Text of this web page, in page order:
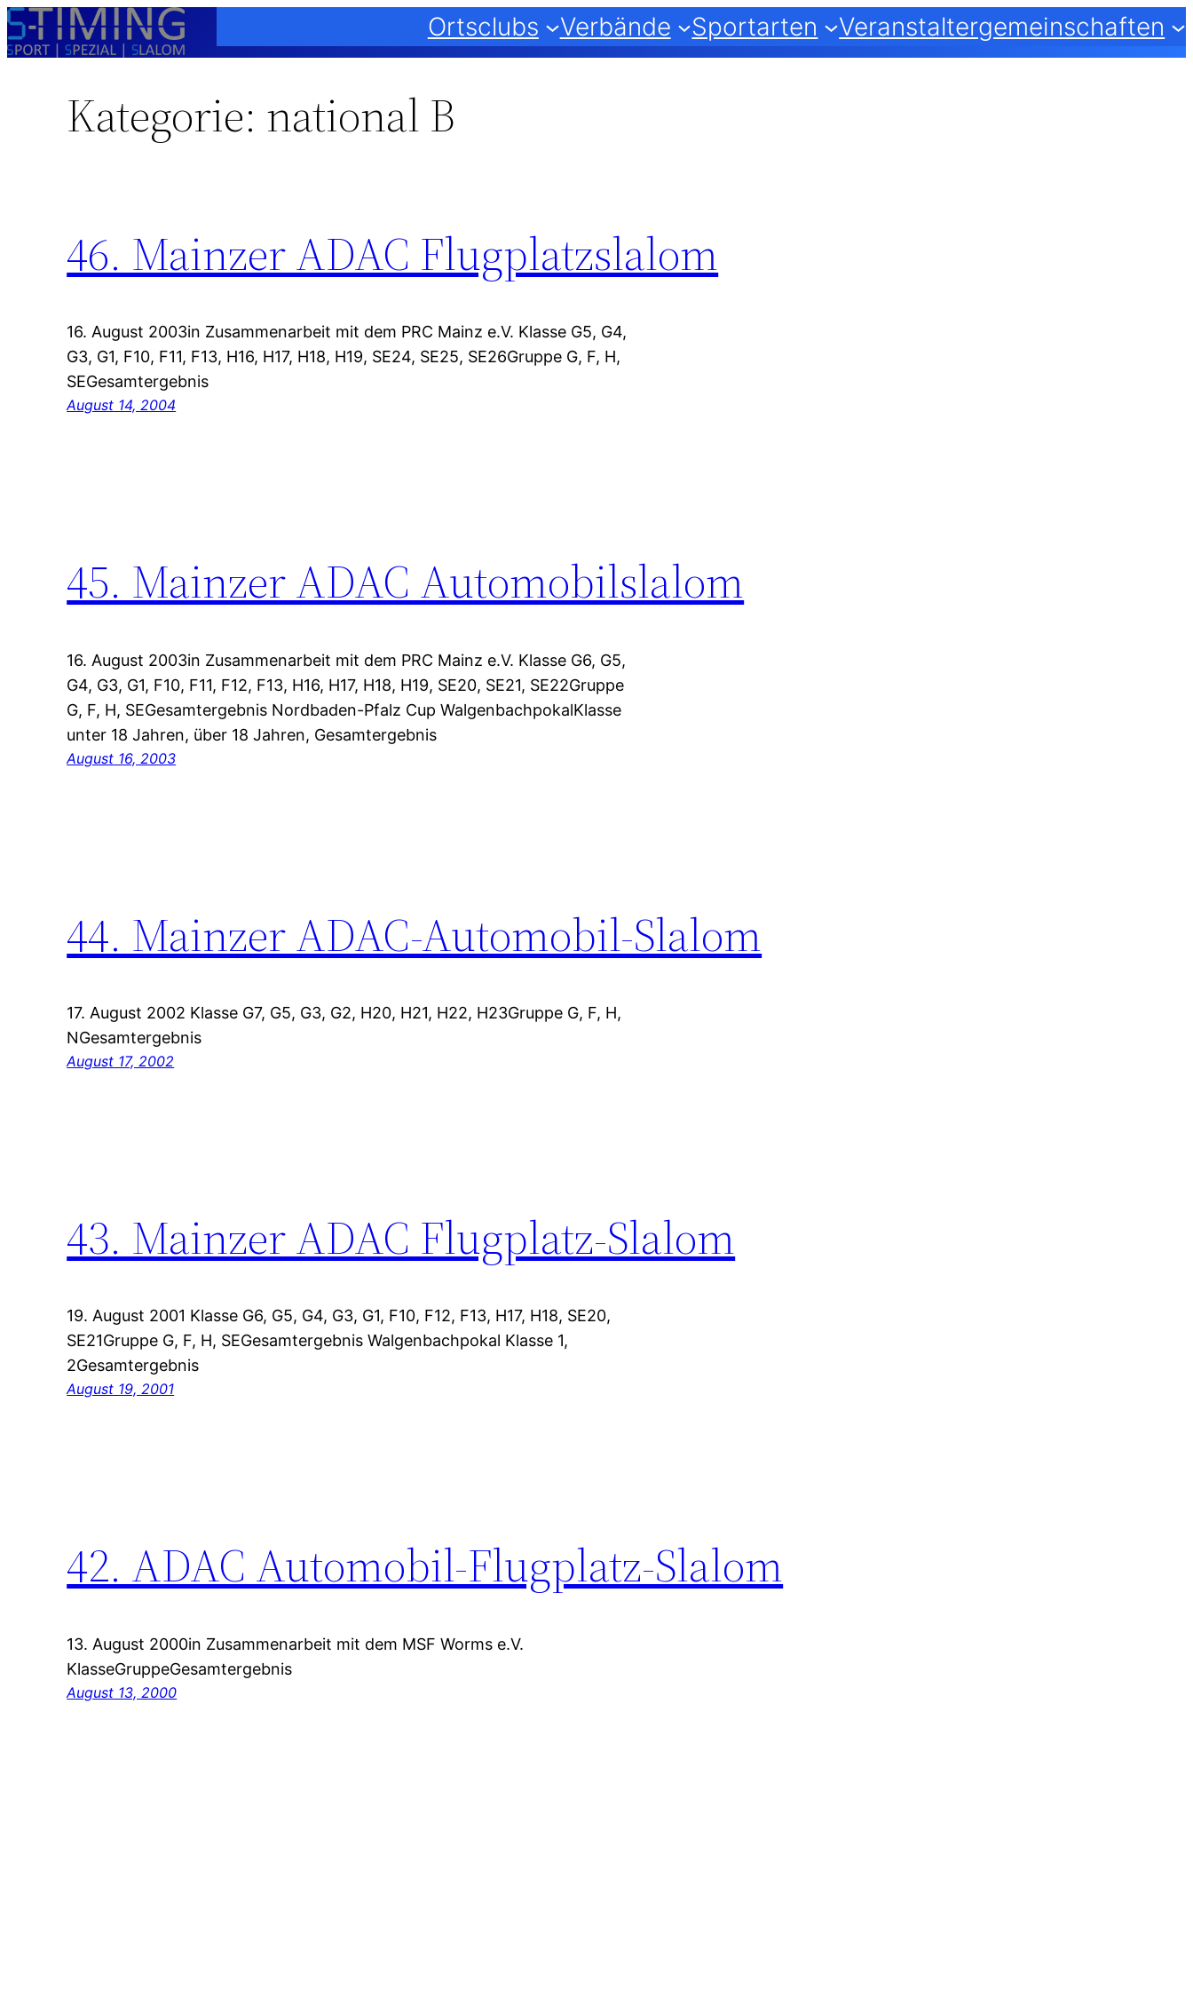
Zum
Inhalt
Ortsclubs Verbände Sportarten Veranstaltergemeinschaften
Kategorie: national B
46. Mainzer ADAC Flugplatzslalom
16. August 2003in Zusammenarbeit mit dem PRC Mainz e.V. Klasse G5, G4,
G3, G1, F10, F11, F13, H16, H17, H18, H19, SE24, SE25, SE26Gruppe G, F, H,
SEGesamtergebnis
August 14, 2004
45. Mainzer ADAC Automobilslalom
16. August 2003in Zusammenarbeit mit dem PRC Mainz e.V. Klasse G6, G5,
G4, G3, G1, F10, F11, F12, F13, H16, H17, H18, H19, SE20, SE21, SE22Gruppe
G, F, H, SEGesamtergebnis Nordbaden-Pfalz Cup WalgenbachpokalKlasse
unter 18 Jahren, über 18 Jahren, Gesamtergebnis
August 16, 2003
44. Mainzer ADAC-Automobil-Slalom
17. August 2002 Klasse G7, G5, G3, G2, H20, H21, H22, H23Gruppe G, F, H,
NGesamtergebnis
August 17, 2002
43. Mainzer ADAC Flugplatz-Slalom
19. August 2001 Klasse G6, G5, G4, G3, G1, F10, F12, F13, H17, H18, SE20,
SE21Gruppe G, F, H, SEGesamtergebnis Walgenbachpokal Klasse 1,
2Gesamtergebnis
August 19, 2001
42. ADAC Automobil-Flugplatz-Slalom
13. August 2000in Zusammenarbeit mit dem MSF Worms e.V.
KlasseGruppeGesamtergebnis
August 13, 2000